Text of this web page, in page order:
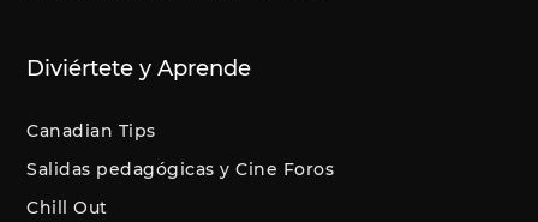
Diviértete y Aprende
Canadian Tips
Salidas pedagógicas y Cine Foros
Chill Out